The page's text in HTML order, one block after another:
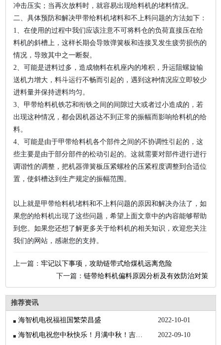
冲击压实；当再次放料时，就容易出现给料机的堵料情况。
二、具体预防和解决甲带给料机堵料和不上料问题的方法如下：
1、在使用的过程中我们应该注意不可将料仓的负荷直接压在给
料机的斜槽上，这样长期会导致弹簧板和连接叉发生疲劳损伤的
情况，导致其中之一断裂。
2、可能是进料过多，造成物料在机座内的堆积，升运阻螺旋输
送机力增大，料斗运行不畅而引起的，遇到这种情况应立即较少
进料量并保持进料均匀。
3、甲带给料机铁芯和衔铁之间的间隙过大或者过小造成的，若
出现这种情况，都会因机器达不到正常的振幅而影响给料机的给
料。
4、可能是由于甲带给料机各个部件之间的不协调性引起的，这
些主要是由于部分部件的松动引起的。这就需要对部件进行进行
调谐性的调整，把机器弹簧板压紧螺栓的压紧程度调整到合适位
置，使斜槽达到生产规定的振幅范围。
以上就是甲带给料机堵料和不上料问题的原因和解决办法了，如
果您的给料机出现了这些问题，希望上面文章中的内容能够帮助
到您。如果您还想了解更多关于给料机的相关知识，欢迎您关注
我们的网站，感谢您的支持。
上一篇： 牢记以下事项，攻助链带式给煤机远离危险
下一篇： 链带给料机偏料原因分析及有效防治对策
推荐资讯
海智机电祝福祖国繁荣昌盛
2022-10-01
海智机电祝您中秋快乐！月满中秋！吉祥如意！
2022-09-10